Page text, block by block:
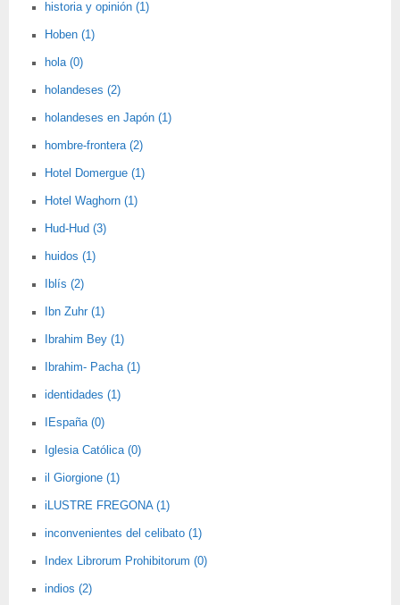
historia y opinión (1)
Hoben (1)
hola (0)
holandeses (2)
holandeses en Japón (1)
hombre-frontera (2)
Hotel Domergue (1)
Hotel Waghorn (1)
Hud-Hud (3)
huidos (1)
Iblís (2)
Ibn Zuhr (1)
Ibrahim Bey (1)
Ibrahim- Pacha (1)
identidades (1)
IEspaña (0)
Iglesia Católica (0)
il Giorgione (1)
iLUSTRE FREGONA (1)
inconvenientes del celibato (1)
Index Librorum Prohibitorum (0)
indios (2)